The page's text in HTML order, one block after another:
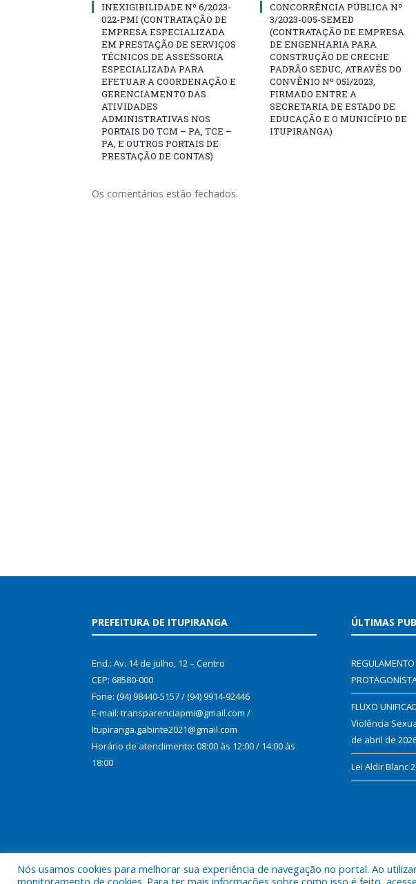
INEXIGIBILIDADE Nº 6/2023-
022-PMI (CONTRATAÇÃO DE
EMPRESA ESPECIALIZADA
EM PRESTAÇÃO DE SERVIÇOS
TÉCNICOS DE ASSESSORIA
ESPECIALIZADA PARA
EFETUAR A COORDENAÇÃO E
GERENCIAMENTO DAS
ATIVIDADES
ADMINISTRATIVAS NOS
PORTAIS DO TCM – PA, TCE –
PA, E OUTROS PORTAIS DE
PRESTAÇÃO DE CONTAS)
CONCORRÊNCIA PÚBLICA Nº
3/2023-005-SEMED
(CONTRATAÇÃO DE EMPRESA
DE ENGENHARIA PARA
CONSTRUÇÃO DE CRECHE
PADRÃO SEDUC, ATRAVÉS DO
CONVÊNIO Nº 051/2023,
FIRMADO ENTRE A
SECRETARIA DE ESTADO DE
EDUCAÇÃO E O MUNICÍPIO DE
ITUPIRANGA)
Os comentários estão fechados.
PREFEITURA DE ITUPIRANGA
End.: Av. 14 de julho, 12 – Centro
CEP: 68580-000
Fone: (94) 98440-5157 / (94) 9914-92446
E-mail: transparenciapmi@gmail.com /
Itupiranga.gabinte2021@gmail.com
Horário de atendimento: 08:00 às 12:00 / 14:00 às
18:00
ÚLTIMAS
FLUXO
Violência
de abril de
Lei Aldir Blanc
Nós usamos cookies para melhorar sua experiência de navegação no portal. Ao
monitoramento de cookies. Para ter mais informações sobre como isso é feito,